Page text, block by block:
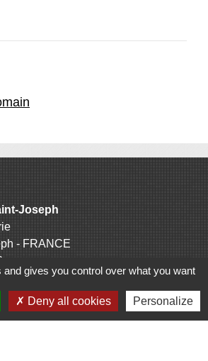
Joseph
- FRANCE
gives you control over what you want
Deny all cookies Personalize